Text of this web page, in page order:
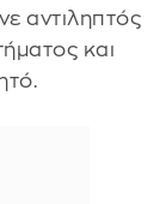
αντιληπτός
και